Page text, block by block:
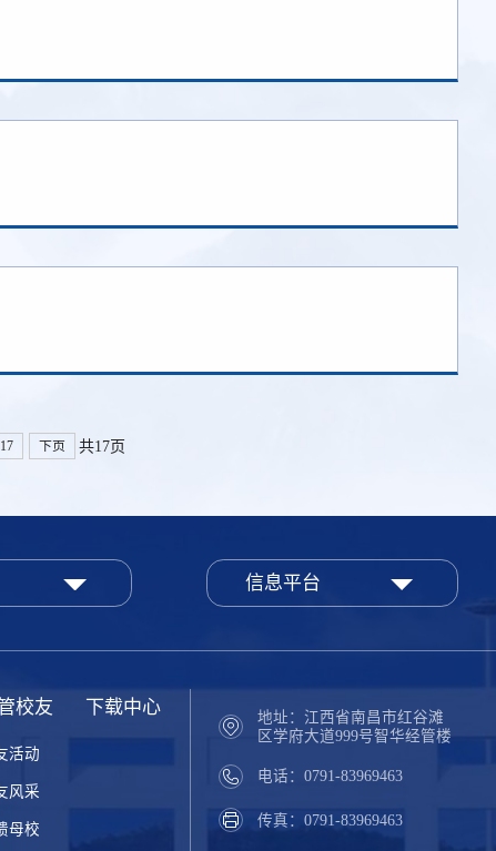
17 下页 共17页
信息平台
校友
活动
风采
母校
下载中心
地址：江西省南昌市红谷滩
区学府大道999号智华经管楼
电话：0791-83969463
传真：0791-83969463